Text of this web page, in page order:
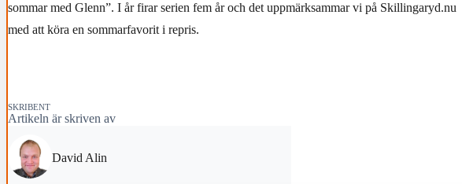
sommar med Glenn”. I år firar serien fem år och det uppmärksammar vi på Skillingaryd.nu
med att köra en sommarfavorit i repris.
SKRIBENT
Artikeln är skriven av
David Alin